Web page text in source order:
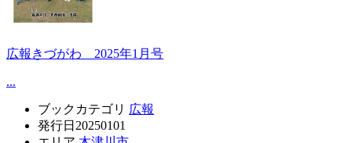
広報きづがわ 2025年1月号
...
ブックカテゴリ 広報
発行日 20250101